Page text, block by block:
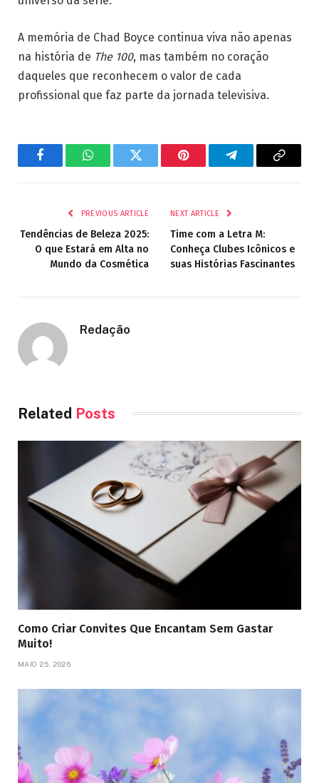
A memória de Chad Boyce continua viva não apenas
na história de The 100, mas também no coração
daqueles que reconhecem o valor de cada
profissional que faz parte da jornada televisiva.
FacebookWhatsAppTwitter Pinterest TelegramCopy
PREVIOUS ARTICLE
Tendências de Beleza 2025:
O que Estará em Alta no
Mundo da Cosmética
NEXT ARTICLE
Time com a Letra M:
Conheça Clubes Icônicos e
suas Histórias Fascinantes
Redação
Related Posts
Como Criar Convites Que Encantam Sem Gastar
Muito!
MAIO 25, 2026